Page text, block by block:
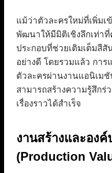
แม้ว่าตัวละครใหม่ที่เพิ่มเ
พัฒนาให้มีมิติเชิงลึกเท่า
ประกอบที่ช่วยเติมเต็มสี
อย่างดี โดยรวมแล้ว กา
ตัวละครผ่านงานแอนิเมชั
สามารถสร้างความรู้สึก
เรื่องราวได้สำเร็จ
งานสร้างและอง
(Production